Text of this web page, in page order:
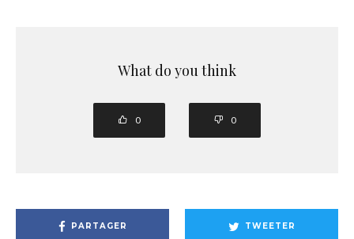
What do you think
0 0
PARTAGER TWEETER